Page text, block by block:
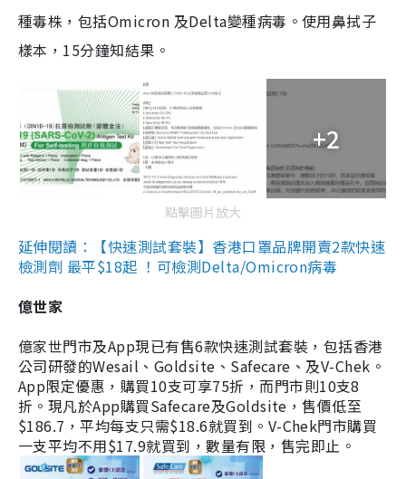
種毒株，包括Omicron 及Delta變種病毒。使用鼻拭子
樣本，15分鐘知結果。
+2
點擊圖片放大
延伸閱讀：【快速測試套裝】香港口罩品牌開賣2款快速
檢測劑 最平$18起 ！可檢測Delta/Omicron病毒
億世家
億家世門市及App現已有售6款快速測試套裝，包括香港
公司研發的Wesail、Goldsite、Safecare、及V-Chek。
App限定優惠，購買10支可享75折，而門市則10支8
折。現凡於App購買Safecare及Goldsite，售價低至
$186.7，平均每支只需$18.6就買到。V-Chek門市購買
一支平均不用$17.9就買到，數量有限，售完即止。